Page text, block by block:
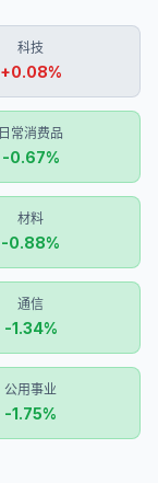
科技
+0.08%
日常消费品
-0.67%
材料
-0.88%
通信
-1.34%
公用事业
-1.75%